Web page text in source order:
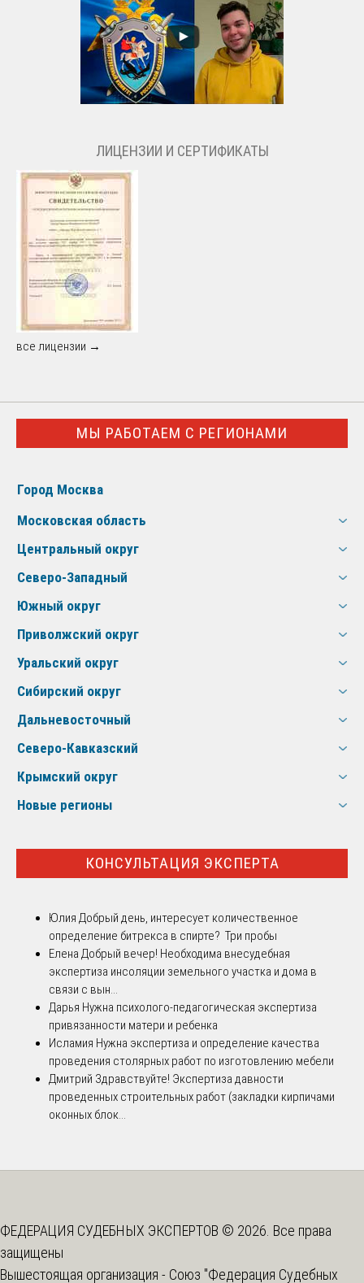
ЛИЦЕНЗИИ И СЕРТИФИКАТЫ
все лицензии →
МЫ РАБОТАЕМ С РЕГИОНАМИ
Город Москва
Московская область
Центральный округ
Северо-Западный
Южный округ
Приволжский округ
Уральский округ
Сибирский округ
Дальневосточный
Северо-Кавказский
Крымский округ
Новые регионы
КОНСУЛЬТАЦИЯ ЭКСПЕРТА
Юлия Добрый день, интересует количественное
определение битрекса в спирте? Три пробы
Елена Добрый вечер! Необходима внесудебная
экспертиза инсоляции земельного участка и дома в
связи с вын...
Дарья Нужна психолого-педагогическая экспертиза
привязанности матери и ребенка
Исламия Нужна экспертиза и определение качества
проведения столярных работ по изготовлению мебели
Дмитрий Здравствуйте! Экспертиза давности
проведенных строительных работ (закладки кирпичами
оконных блок...
ФЕДЕРАЦИЯ СУДЕБНЫХ ЭКСПЕРТОВ © 2026. Все права
защищены
Вышестоящая организация - Союз "Федерация Судебных